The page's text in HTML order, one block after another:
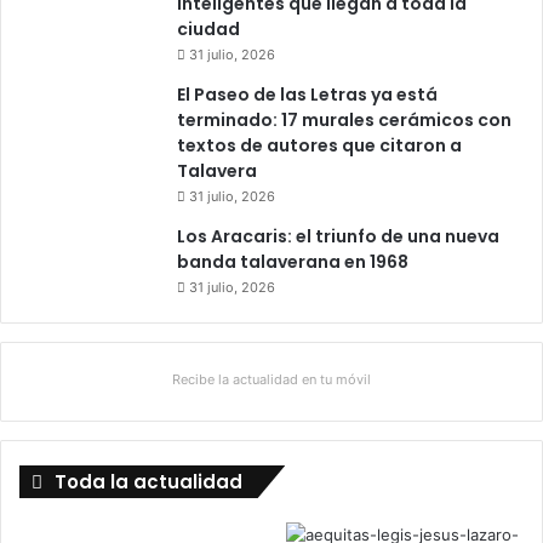
ciudad
31 julio, 2026
El Paseo de las Letras ya está
terminado: 17 murales cerámicos con
textos de autores que citaron a
Talavera
31 julio, 2026
Los Aracaris: el triunfo de una nueva
banda talaverana en 1968
31 julio, 2026
Recibe la actualidad en tu móvil
Toda la actualidad